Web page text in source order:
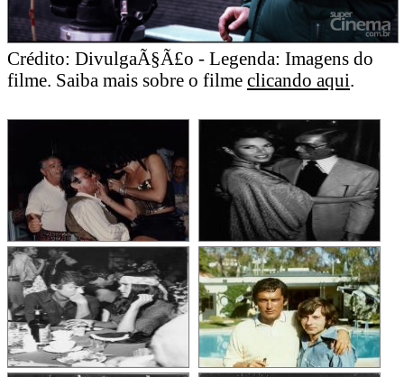
Crédito: DivulgaÃ§Ã£o - Legenda: Imagens do
filme. Saiba mais sobre o filme clicando aqui.